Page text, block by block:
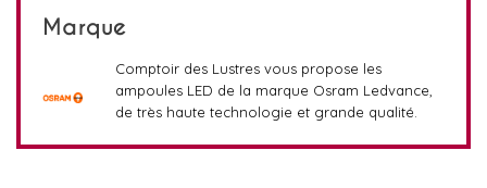
Marque
Comptoir des Lustres vous propose les
ampoules LED de la marque Osram Ledvance,
de très haute technologie et grande qualité.